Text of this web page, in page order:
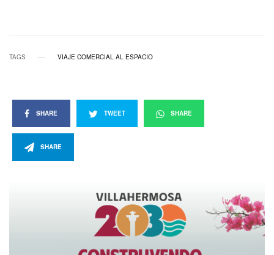
TAGS VIAJE COMERCIAL AL ESPACIO
SHARE TWEET SHARE
SHARE